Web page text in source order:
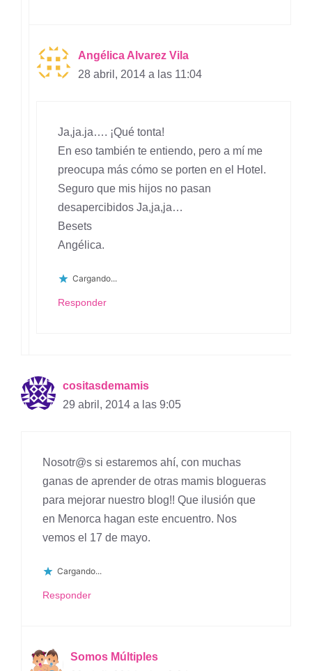
Angélica Alvarez Vila
28 abril, 2014 a las 11:04
Ja,ja.ja…. ¡Qué tonta!
En eso también te entiendo, pero a mí me
preocupa más cómo se porten en el Hotel.
Seguro que mis hijos no pasan
desapercibidos Ja,ja,ja…
Besets
Angélica.
Cargando...
Responder
cositasdemamis
29 abril, 2014 a las 9:05
Nosotr@s si estaremos ahí, con muchas
ganas de aprender de otras mamis blogueras
para mejorar nuestro blog!! Que ilusión que
en Menorca hagan este encuentro. Nos
vemos el 17 de mayo.
Cargando...
Responder
Somos Múltiples